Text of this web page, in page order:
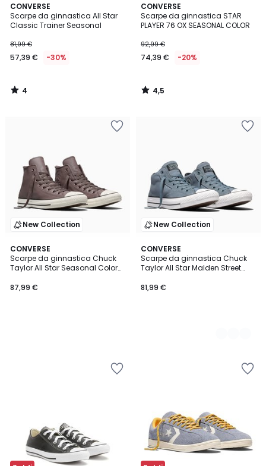
CONVERSE
Scarpe da ginnastica All Star
Classic Trainer Seasonal
81,99 €
57,39 € -30%
4
/
5
4
/
CONVERSE
Scarpe da ginnastica STAR
PLAYER 76 OX SEASONAL COLOR
92,99 €
74,39 € -20%
4,5
/ 5
4,5
/
New Collection
CONVERSE
Scarpe da ginnastica Chuck
Taylor All Star Seasonal Color
87,99 €
New Collection
CONVERSE
Scarpe da ginnastica Chuck
Taylor All Star Malden Street
81,99 €
2
Colori